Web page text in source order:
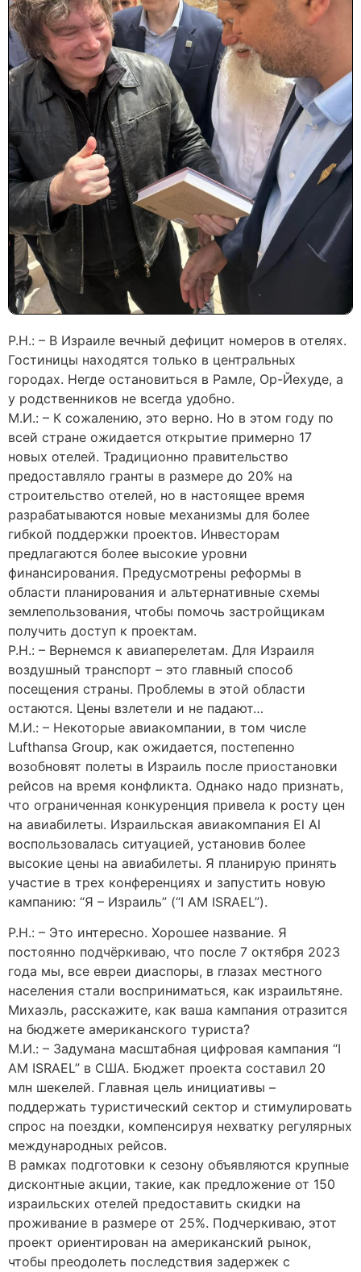
Р.Н.: – В Израиле вечный дефицит номеров в отелях.
Гостиницы находятся только в центральных
городах. Негде остановиться в Рамле, Ор-Йехуде, а
у родственников не всегда удобно.
М.И.: – К сожалению, это верно. Но в этом году по
всей стране ожидается открытие примерно 17
новых отелей. Традиционно правительство
предоставляло гранты в размере до 20% на
строительство отелей, но в настоящее время
разрабатываются новые механизмы для более
гибкой поддержки проектов. Инвесторам
предлагаются более высокие уровни
финансирования. Предусмотрены реформы в
области планирования и альтернативные схемы
землепользования, чтобы помочь застройщикам
получить доступ к проектам.
Р.Н.: – Вернемся к авиаперелетам. Для Израиля
воздушный транспорт – это главный способ
посещения страны. Проблемы в этой области
остаются. Цены взлетели и не падают…
М.И.: – Некоторые авиакомпании, в том числе
Lufthansa Group, как ожидается, постепенно
возобновят полеты в Израиль после приостановки
рейсов на время конфликта. Однако надо признать,
что ограниченная конкуренция привела к росту цен
на авиабилеты. Израильская авиакомпания El Al
воспользовалась ситуацией, установив более
высокие цены на авиабилеты. Я планирую принять
участие в трех конференциях и запустить новую
кампанию: “Я – Израиль” (“I AM ISRAEL”).
Р.Н.: – Это интересно. Хорошее название. Я
постоянно подчёркиваю, что после 7 октября 2023
года мы, все евреи диаспоры, в глазах местного
населения стали восприниматься, как израильтяне.
Михаэль, расскажите, как ваша кампания отразится
на бюджете американского туриста?
М.И.: – Задумана масштабная цифровая кампания “I
AM ISRAEL” в США. Бюджет проекта составил 20
млн шекелей. Главная цель инициативы –
поддержать туристический сектор и стимулировать
спрос на поездки, компенсируя нехватку регулярных
международных рейсов.
В рамках подготовки к сезону объявляются крупные
дисконтные акции, такие, как предложение от 150
израильских отелей предоставить скидки на
проживание в размере от 25%. Подчеркиваю, этот
проект ориентирован на американский рынок,
чтобы преодолеть последствия задержек с